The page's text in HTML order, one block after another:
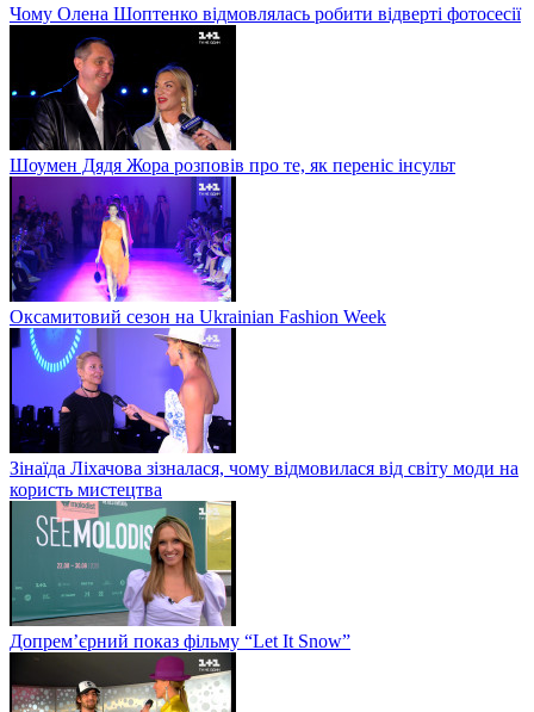
Чому Олена Шоптенко відмовлялась робити відверті фотосесії
Шоумен Дядя Жора розповів про те, як переніс інсульт
Оксамитовий сезон на Ukrainian Fashion Week
Зінаїда Ліхачова зізналася, чому відмовилася від світу моди на
користь мистецтва
Допрем’єрний показ фільму “Let It Snow”